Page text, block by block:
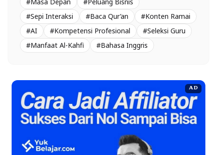
#Sepi Interaksi
#Baca Qur’an
#Konten Ramai
#AI
#Kompetensi Profesional
#Seleksi Guru
#Manfaat Al-Kahfi
#Bahasa Inggris
AD